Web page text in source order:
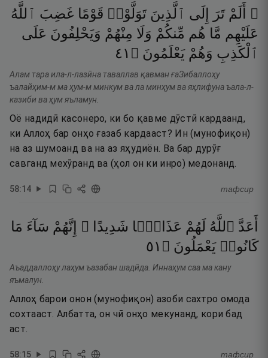
۞ أَلَمْ تَرَ إِلَى ٱلَّذِينَ تَوَلَّوْا۟ قَوْمًا غَضِبَ ٱللَّهُ
عَلَيْهِم مَّا هُم مِّنكُمْ وَلَا مِنْهُمْ وَيَحْلِفُونَ عَلَى
ٱلْكَذِبِ وَهُمْ يَعْلَمُونَ ۝ ١٤
Алам тара ила-л-лазӣна таваллав қавман ғаЗибаллоҳу
ъалайҳим-м ма ҳум-м минкум ва ла минҳум ва яҳлифуна ъала-л-
казиби ва ҳум яъламун.
Оё надидӣ касонеро, ки бо қавме дӯстӣ кардаанд,
ки Аллоҳ бар онҳо ғазаб кардааст? Ин (мунофиқон)
на аз шумоанд ва на аз яҳудиён. Ва бар дурӯғ
савганд мехӯранд ва (ҳол он ки инро) медонанд.
58:14 тафсир
أَعَدَّ ٱللَّهُ لَهُمْ عَذَابًۭا شَدِيدًا ۖ إِنَّهُمْ سَآءَ مَا
كَانُوا۟ يَعْمَلُونَ ۝ ١٥
Аъаддаллоҳу лаҳум ъазабан шадӣда. Иннаҳум саа ма кану
яъмалун.
Аллоҳ барои онон (мунофиқон) азоби сахтро омода
сохтааст. Албатта, он чӣ онҳо мекунанд, кори бад
аст.
58:15 тафсир